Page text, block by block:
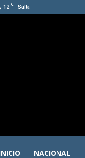
12 C Salta
INICIO NACIONAL